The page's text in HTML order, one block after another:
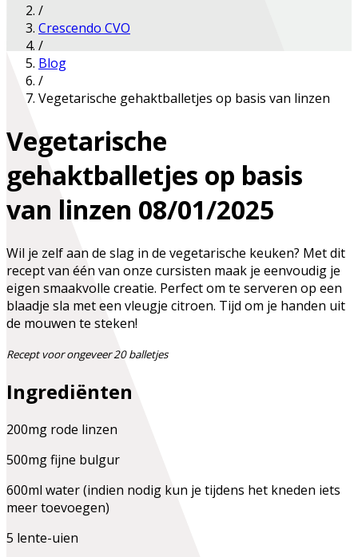
/
Crescendo CVO
/
Blog
/
Vegetarische gehaktballetjes op basis van linzen
Vegetarische
gehaktballetjes op basis
van linzen 08/01/2025
Wil je zelf aan de slag in de vegetarische keuken? Met dit
recept van één van onze cursisten maak je eenvoudig je
eigen smaakvolle creatie. Perfect om te serveren op een
blaadje sla met een vleugje citroen. Tijd om je handen uit
de mouwen te steken!
Recept voor ongeveer 20 balletjes
Ingrediënten
200mg rode linzen
500mg fijne bulgur
600ml water (indien nodig kun je tijdens het kneden iets
meer toevoegen)
5 lente-uien